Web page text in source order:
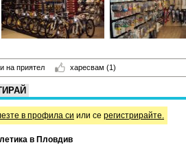
на приятел харесвам (1)
в профила си или се регистрирайте.
в Пловдив